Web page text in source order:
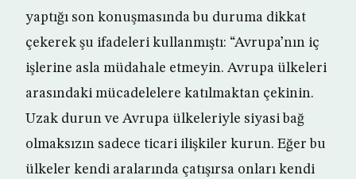
yaptığı son konuşmasında bu duruma dikkat
çekerek şu ifadeleri kullanmıştı: “Avrupa’nın iç
işlerine asla müdahale etmeyin. Avrupa ülkeleri
arasındaki mücadelelere katılmaktan çekinin.
Uzak durun ve Avrupa ülkeleriyle siyasi bağ
olmaksızın sadece ticari ilişkiler kurun. Eğer bu
ülkeler kendi aralarında çatışırsa onları kendi